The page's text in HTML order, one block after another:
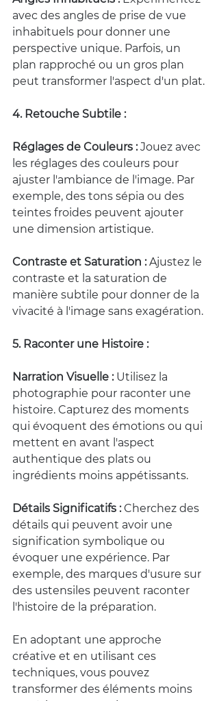
avec des angles de prise de vue
inhabituels pour donner une
perspective unique. Parfois, un
plan rapproché ou un gros plan
peut transformer l'aspect d'un plat.
4. Retouche Subtile :
Réglages de Couleurs : Jouez avec
les réglages des couleurs pour
ajuster l'ambiance de l'image. Par
exemple, des tons sépia ou des
teintes froides peuvent ajouter
une dimension artistique.
Contraste et Saturation : Ajustez le
contraste et la saturation de
manière subtile pour donner de la
vivacité à l'image sans exagération.
5. Raconter une Histoire :
Narration Visuelle : Utilisez la
photographie pour raconter une
histoire. Capturez des moments
qui évoquent des émotions ou qui
mettent en avant l'aspect
authentique des plats ou
ingrédients moins appétissants.
Détails Significatifs : Cherchez des
détails qui peuvent avoir une
signification symbolique ou
évoquer une expérience. Par
exemple, des marques d'usure sur
des ustensiles peuvent raconter
l'histoire de la préparation.
En adoptant une approche
créative et en utilisant ces
techniques, vous pouvez
transformer des éléments moins